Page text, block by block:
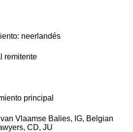
neerlandés
remitente
principal
Vlaamse Balies, IG, Belgian
CD, JU